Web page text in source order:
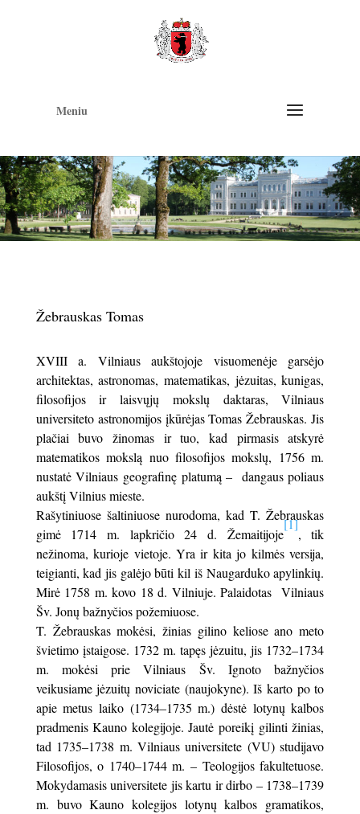
Meniu
Žebrauskas Tomas
XVIII a. Vilniaus aukštojoje visuomenėje garsėjo
architektas, astronomas, matematikas, jėzuitas, kunigas,
filosofijos ir laisvųjų mokslų daktaras, Vilniaus
universiteto astronomijos įkūrėjas Tomas Žebrauskas. Jis
plačiai buvo žinomas ir tuo, kad pirmasis atskyrė
matematikos mokslą nuo filosofijos mokslų, 1756 m.
nustatė Vilniaus geografinę platumą – dangaus poliaus
aukštį Vilnius mieste.
Rašytiniuose šaltiniuose nurodoma, kad T. Žebrauskas
gimė 1714 m. lapkričio 24 d. Žemaitijoje
[1]
, tik
nežinoma, kurioje vietoje. Yra ir kita jo kilmės versija,
teigianti, kad jis galėjo būti kil iš Naugarduko apylinkių.
Mirė 1758 m. kovo 18 d. Vilniuje. Palaidotas Vilniaus
Šv. Jonų bažnyčios požemiuose.
T. Žebrauskas mokėsi, žinias gilino keliose ano meto
švietimo įstaigose. 1732 m. tapęs jėzuitu, jis 1732–1734
m. mokėsi prie Vilniaus Šv. Ignoto bažnyčios
veikusiame jėzuitų noviciate (naujokyne). Iš karto po to
apie metus laiko (1734–1735 m.) dėstė lotynų kalbos
pradmenis Kauno kolegijoje. Jautė poreikį gilinti žinias,
tad 1735–1738 m. Vilniaus universitete (VU) studijavo
Filosofijos, o 1740–1744 m. – Teologijos fakultetuose.
Mokydamasis universitete jis kartu ir dirbo – 1738–1739
m. buvo Kauno kolegijos lotynų kalbos gramatikos,